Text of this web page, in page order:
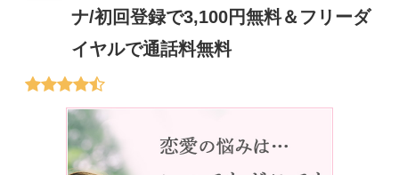
ナ/初回登録で3,100円無料＆フリーダ
イヤルで通話料無料